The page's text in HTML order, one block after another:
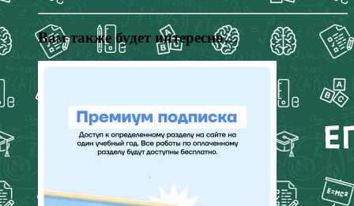
Вам также будет интересно…